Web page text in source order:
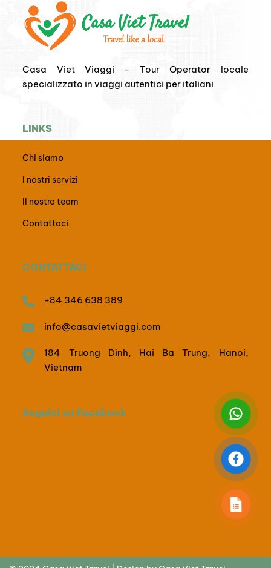
Casa Viet Viaggi - Tour Operator locale
specializzato in viaggi autentici per italiani
LINKS
Chi siamo
I nostri servizi
Il nostro team
Contattaci
CONTATTACI
+84 346 638 389
info@casavietviaggi.com
184 Truong Dinh, Hai Ba Trung, Hanoi,
Vietnam
Seguici su Facebook